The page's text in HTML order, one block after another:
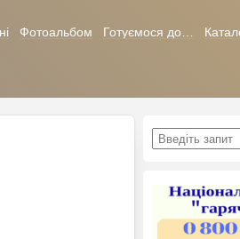
Фотоальбом Готуємося до…